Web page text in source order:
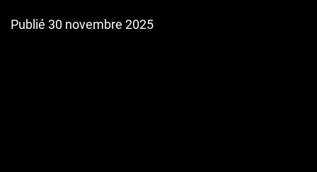
Publié 30 novembre 2025